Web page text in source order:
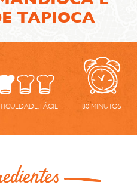
TAPIOCA
80 MINUTOS
FÁCIL